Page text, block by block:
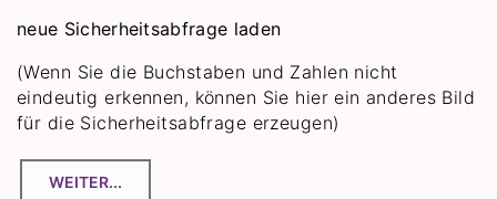
neue Sicherheitsabfrage laden
(Wenn Sie die Buchstaben und Zahlen nicht
eindeutig erkennen, können Sie hier ein anderes Bild
für die Sicherheitsabfrage erzeugen)